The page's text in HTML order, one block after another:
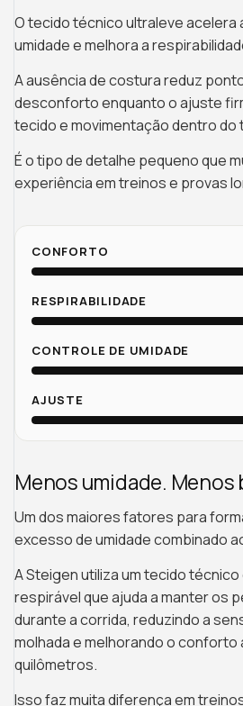
O tecido técnico ultraleve acelera
umidade e melhora a
A ausência de costura reduz
desconforto enquanto o ajuste
tecido e movimentação dentro do
É o tipo de detalhe pequeno que
experiência em treinos e provas
CONFORTO
RESPIRABILIDADE
CONTROLE DE UMIDADE
AJUSTE
Menos umidade. Menos
Um dos maiores fatores para
excesso de umidade combinado
A Steigen utiliza um tecido
respirável que ajuda a manter os
durante a corrida, reduzindo a
molhada e melhorando o conforto
quilômetros.
Isso faz muita diferença em